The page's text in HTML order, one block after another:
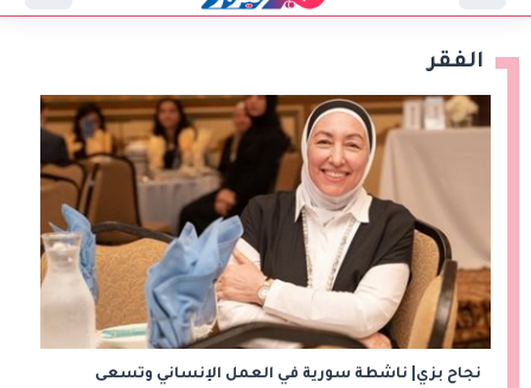
الفقر
نجاح بزي| ناشطة سورية في العمل الإنساني وتسعى